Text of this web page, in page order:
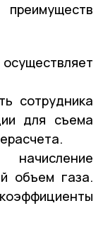
сотрудника
для съема
объем газа.